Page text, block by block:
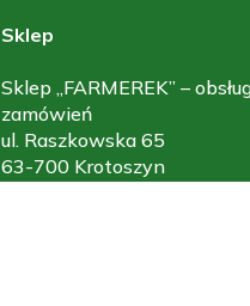
Sklep
Sklep „FARMEREK” –
zamówień
ul. Raszkowska 65
63-700 Krotoszyn